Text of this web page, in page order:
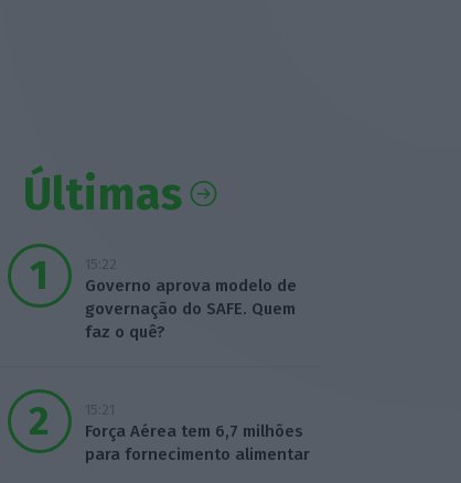
Últimas
15:22
Governo aprova modelo de
governação do SAFE. Quem
faz o quê?
15:21
Força Aérea tem 6,7 milhões
para fornecimento alimentar